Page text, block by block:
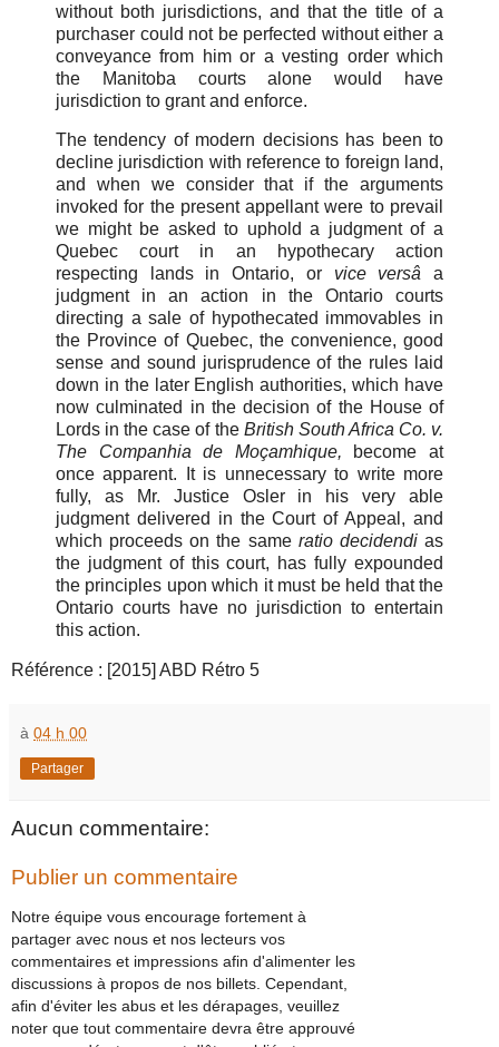
without both jurisdictions, and that the title of a
purchaser could not be perfected without either a
conveyance from him or a vesting order which
the Manitoba courts alone would have
jurisdiction to grant and enforce.
The tendency of modern decisions has been to
decline jurisdiction with reference to foreign land,
and when we consider that if the arguments
invoked for the present appellant were to prevail
we might be asked to uphold a judgment of a
Quebec court in an hypothecary action
respecting lands in Ontario, or vice versâ a
judgment in an action in the Ontario courts
directing a sale of hypothecated immovables in
the Province of Quebec, the convenience, good
sense and sound jurisprudence of the rules laid
down in the later English authorities, which have
now culminated in the decision of the House of
Lords in the case of the British South Africa Co. v.
The Companhia de Moçamhique, become at
once apparent. It is unnecessary to write more
fully, as Mr. Justice Osler in his very able
judgment delivered in the Court of Appeal, and
which proceeds on the same ratio decidendias
the judgment of this court, has fully expounded
the principles upon which it must be held that the
Ontario courts have no jurisdiction to entertain
this action.
Référence : [2015] ABD Rétro 5
à 04 h 00
Partager
Aucun commentaire:
Publier un commentaire
Notre équipe vous encourage fortement à
partager avec nous et nos lecteurs vos
commentaires et impressions afin d'alimenter les
discussions à propos de nos billets. Cependant,
afin d'éviter les abus et les dérapages, veuillez
noter que tout commentaire devra être approuvé